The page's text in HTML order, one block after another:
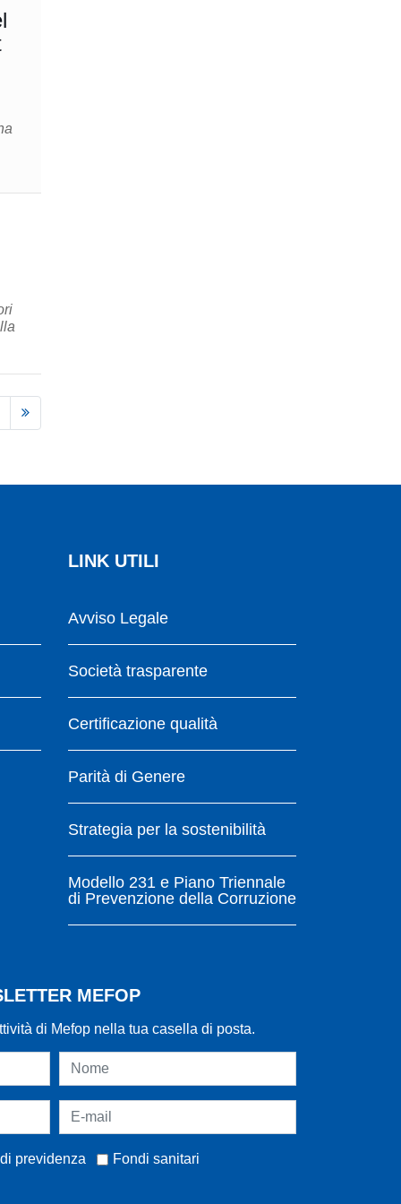
LINK UTILI
Avviso Legale
Società trasparente
Certificazione qualità
Parità di Genere
Strategia per la sostenibilità
Modello 231 e Piano Triennale
di Prevenzione della Corruzione
MEFOP
di Mefop nella tua casella di posta.
previdenza Fondi sanitari